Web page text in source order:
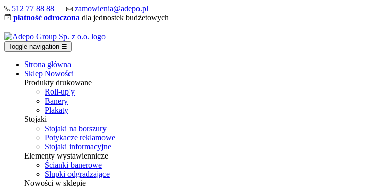
512 77 88 88
zamowienia@adepo.pl
płatność odroczona dla jednostek budżetowych
Toggle navigation ☰
Strona główna
Sklep Nowości
Produkty drukowane
Roll-up'y
Banery
Plakaty
Stojaki
Stojaki na borszury
Potykacze reklamowe
Stojaki informacyjne
Elementy wystawiennicze
Ścianki banerowe
Słupki odgradzające
Nowości w sklepie